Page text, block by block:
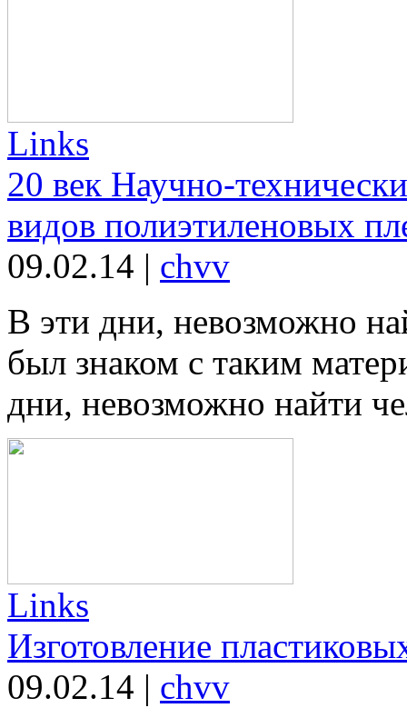
Links
20 век Научно-
видов полиэтиленовых
09.02.14 | chvv
В эти дни, невозможно
был знаком с таким
дни, невозможно найти
Links
Изготовление
09.02.14 | chvv